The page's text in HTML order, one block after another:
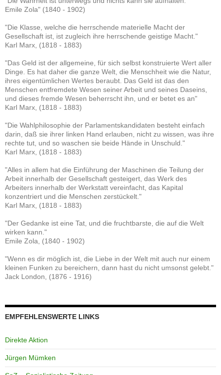
Emile Zola" (1840 - 1902)
"Die Klasse, welche die herrschende materielle Macht der
Gesellschaft ist, ist zugleich ihre herrschende geistige Macht."
Karl Marx, (1818 - 1883)
"Das Geld ist der allgemeine, für sich selbst konstruierte Wert aller
Dinge. Es hat daher die ganze Welt, die Menschheit wie die Natur,
ihres eigentümlichen Wertes beraubt. Das Geld ist das den
Menschen entfremdete Wesen seiner Arbeit und seines Daseins,
und dieses fremde Wesen beherrscht ihn, und er betet es an"
Karl Marx, (1818 - 1883)
"Die Wahlphilosophie der Parlamentskandidaten besteht einfach
darin, daß sie ihrer linken Hand erlauben, nicht zu wissen, was ihre
rechte tut, und so waschen sie beide Hände in Unschuld."
Karl Marx, (1818 - 1883)
"Alles in allem hat die Einführung der Maschinen die Teilung der
Arbeit innerhalb der Gesellschaft gesteigert, das Werk des
Arbeiters innerhalb der Werkstatt vereinfacht, das Kapital
konzentriert und die Menschen zerstückelt."
Karl Marx, (1818 - 1883)
"Der Gedanke ist eine Tat, und die fruchtbarste, die auf die Welt
wirken kann."
Emile Zola, (1840 - 1902)
"Wenn es dir möglich ist, die Liebe in der Welt mit auch nur einem
kleinen Funken zu bereichern, dann hast du nicht umsonst gelebt."
Jack London, (1876 - 1916)
EMPFEHLENSWERTE LINKS
Direkte Aktion
Jürgen Mümken